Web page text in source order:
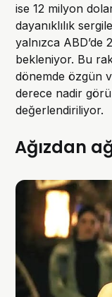
ise 12 milyon
dayanıklılık
yalnızca ABD’de
bekleniyor. Bu
dönemde özgün
derece nadir
değerlendiriliyor.
Ağızdan